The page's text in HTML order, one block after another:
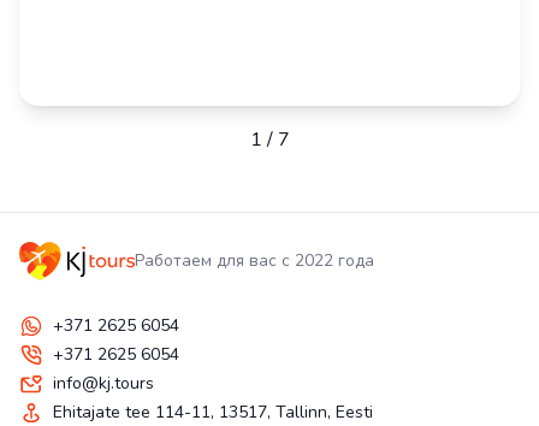
1/ 7
Работаем для вас с 2022 года
+371 2625 6054
+371 2625 6054
info@kj.tours
Ehitajate tee 114-11, 13517, Tallinn, Eesti